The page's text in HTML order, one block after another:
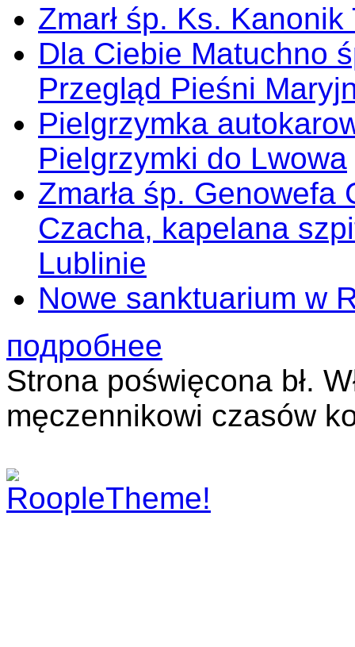
Zmarł śp. Ks.
Dla Ciebie Matuchno
Przegląd Pieśni
Pielgrzymka
Pielgrzymki do Lwowa
Zmarła śp.
Czacha, kapelana
Lublinie
Nowe sanktuarium w
подробнее
Strona poświęcona bł.
męczennikowi czasów